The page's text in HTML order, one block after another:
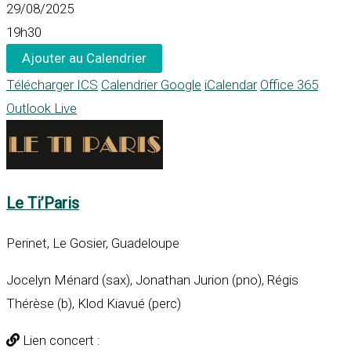
29/08/2025
19h30
Ajouter au Calendrier
Télécharger ICS Calendrier Google iCalendar Office 365
Outlook Live
Le Ti’Paris
Perinet, Le Gosier, Guadeloupe
Jocelyn Ménard (sax), Jonathan Jurion (pno), Régis
Thérèse (b), Klod Kiavué (perc)
Lien concert :